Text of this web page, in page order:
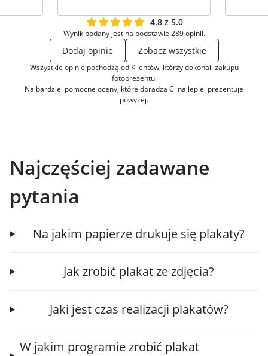
4.8 z 5.0
Wynik podany jest na podstawie 289 opinii.
Dodaj opinie Zobacz wszystkie
Wszystkie opinie pochodzą od Klientów, którzy dokonali zakupu
fotoprezentu.
Najbardziej pomocne oceny, które doradzą Ci najlepiej prezentuję
powyżej.
Najczęściej zadawane
pytania
Na jakim papierze drukuje się plakaty?
Jak zrobić plakat ze zdjęcia?
Jaki jest czas realizacji plakatów?
W jakim programie zrobić plakat